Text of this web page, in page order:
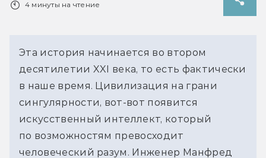
4 минуты на чтение
Эта история начинается во втором
десятилетии XXI века, то есть фактически
в наше время. Цивилизация на грани
сингулярности, вот-вот появится
искусственный интеллект, который
по возможностям превосходит
человеческий разум. Инженер Манфред